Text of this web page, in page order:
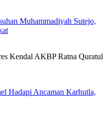
Muhammadiyah Sutejo,
Kendal AKBP Ratna Quratul
Hadapi Ancaman Karhutla,